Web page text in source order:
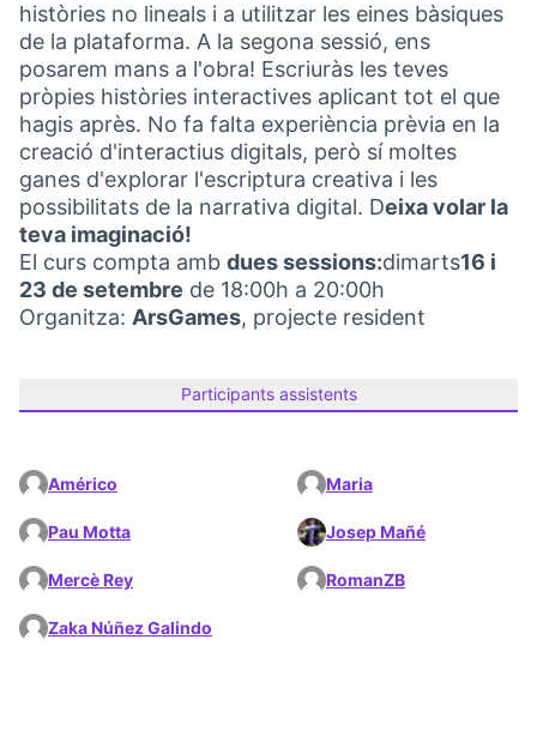
històries no lineals i a utilitzar les eines bàsiques
de la plataforma. A la segona sessió, ens
posarem mans a l'obra! Escriuràs les teves
pròpies històries interactives aplicant tot el que
hagis après. No fa falta experiència prèvia en la
creació d'interactius digitals, però sí moltes
ganes d'explorar l'escriptura creativa i les
possibilitats de la narrativa digital. Deixa volar la
teva imaginació!
El curs compta amb dues sessions:dimarts16 i
23 de setembre de 18:00h a 20:00h
Organitza: ArsGames, projecte resident
Participants assistents
Américo Maria
Pau Motta Josep Mañé
Mercè Rey RomanZB
Zaka Núñez Galindo